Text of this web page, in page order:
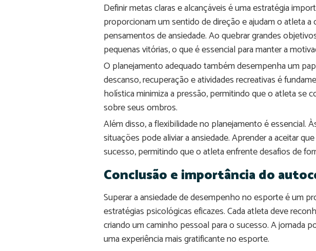
Definir metas claras e alcançáveis é uma estratégia
proporcionam um sentido de direção e ajudam o atleta
pensamentos de ansiedade. Ao quebrar grandes
pequenas vitórias, o que é essencial para manter a
O planejamento adequado também desempenha um
descanso, recuperação e atividades recreativas é
holística minimiza a pressão, permitindo que o atleta se
sobre seus ombros.
Além disso, a flexibilidade no planejamento é essencial.
situações pode aliviar a ansiedade. Aprender a aceitar
sucesso, permitindo que o atleta enfrente desafios de
Conclusão e importância do
Superar a ansiedade de desempenho no esporte é um
estratégias psicológicas eficazes. Cada atleta deve
criando um caminho pessoal para o sucesso. A jornada
uma experiência mais gratificante no esporte.